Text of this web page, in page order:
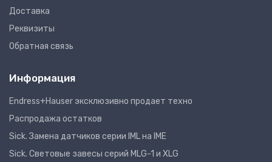
Доставка
Реквизиты
Обратная связь
Информация
Endress+Hauser эксклюзивно продает техно
Распродажа остатков
Sick. Замена датчиков серии IML на IME
Sick. Световые завесы серий MLG-1 и XLG